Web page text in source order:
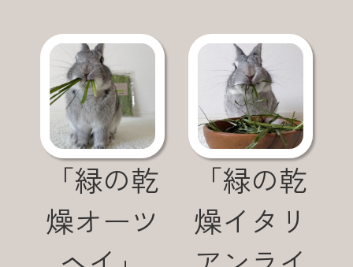
「緑の乾
燥オーツ
「緑の乾
燥イタリ